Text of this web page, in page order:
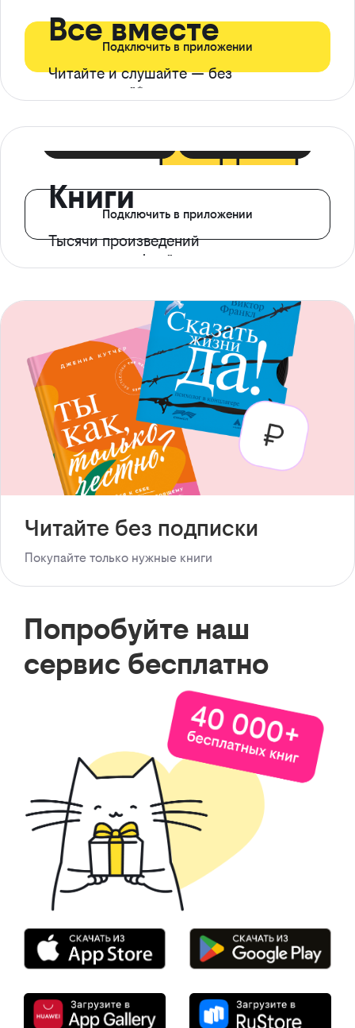
Все вместе
Читайте и слушайте — без
ограничений*
Подключить в приложении
Книги
Тысячи произведений
с доступом офлайн
Подключить в приложении
Читайте без подписки
Покупайте только нужные книги
Попробуйте наш
сервис бесплатно